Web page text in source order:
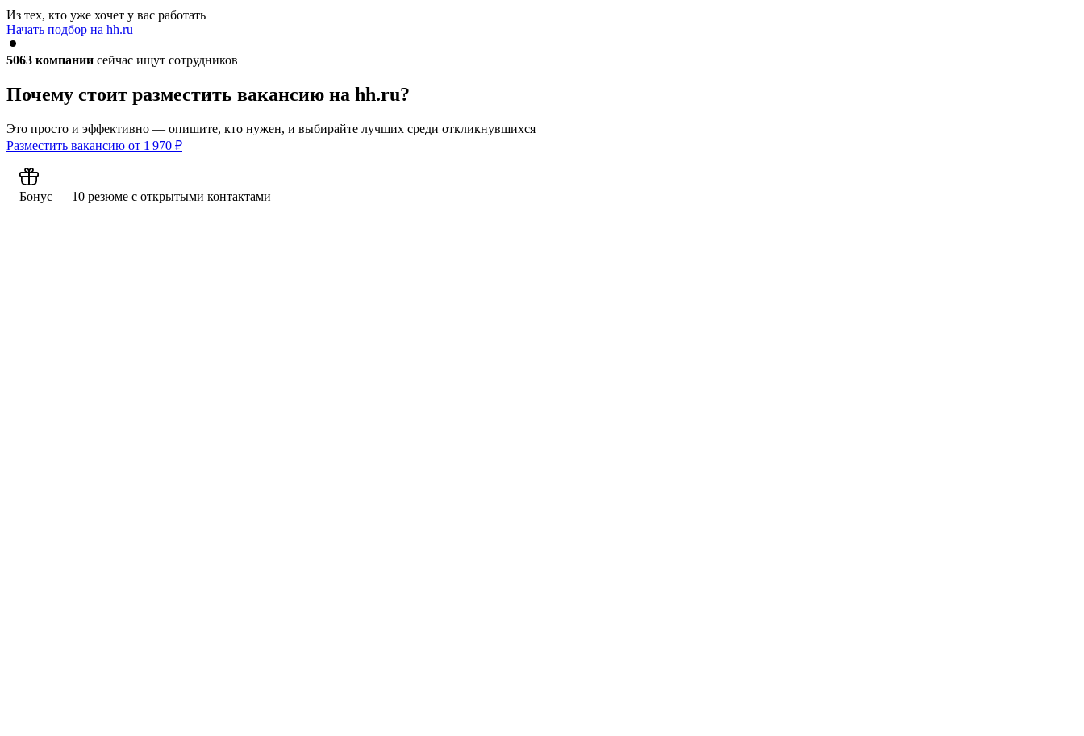
Из тех, кто уже хочет у вас работать
Начать подбор на hh.ru
5063 компании сейчас ищут сотрудников
Почему стоит разместить вакансию на hh.ru?
Это просто и эффективно — опишите, кто нужен, и выбирайте лучших среди откликнувшихся
Разместить вакансию от 1 970 ₽
Бонус — 10 резюме с открытыми контактами